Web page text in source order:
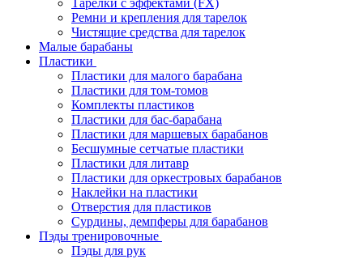
Тарелки с эффектами (FX)
Ремни и крепления для тарелок
Чистящие средства для тарелок
Малые барабаны
Пластики
Пластики для малого барабана
Пластики для том-томов
Комплекты пластиков
Пластики для бас-барабана
Пластики для маршевых барабанов
Бесшумные сетчатые пластики
Пластики для литавр
Пластики для оркестровых барабанов
Наклейки на пластики
Отверстия для пластиков
Сурдины, демпферы для барабанов
Пэды тренировочные
Пэды для рук